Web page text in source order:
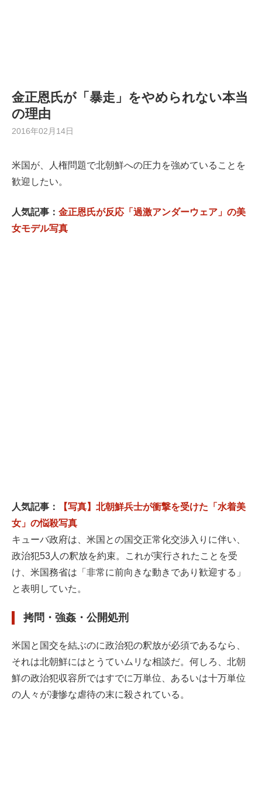
金正恩氏が「暴走」をやめられない本当
の理由
2016年02月14日
米国が、
人権問題で北朝鮮への圧力を強めていることを
歓迎したい。
人気記事： 金正恩氏が反応「過激アンダーウェア」の美
女モデル写真
人気記事：
【写真】北朝鮮兵士が衝撃を受けた「水着美
女」の悩殺写真
キューバ政府は、米国との国交正常化交渉入りに伴い、
政治犯53人の釈放を約束。これが実行されたことを受
け、米国務省は「非常に前向きな動きであり歓迎する」
と表明していた。
拷問・強姦・公開処刑
米国と国交を結ぶのに政治犯の釈放が必須であるなら、
それは北朝鮮にはとうていムリな相談だ。何しろ、北朝
鮮の政治犯収容所ではすでに万単位、あるいは十万単位
の人々が凄惨な虐待の末に殺されている。